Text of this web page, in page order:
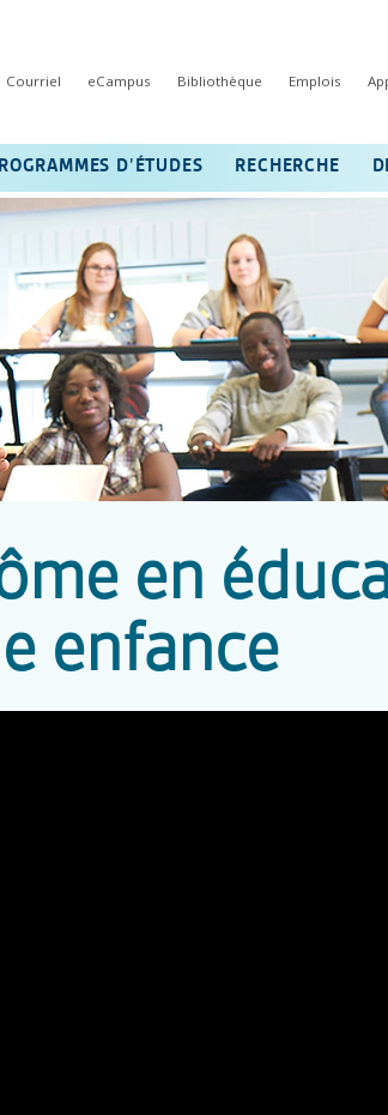
Courriel eCampus Bibliothèque Emplois
D’ÉTUDES RECHERCHE
en
enfance